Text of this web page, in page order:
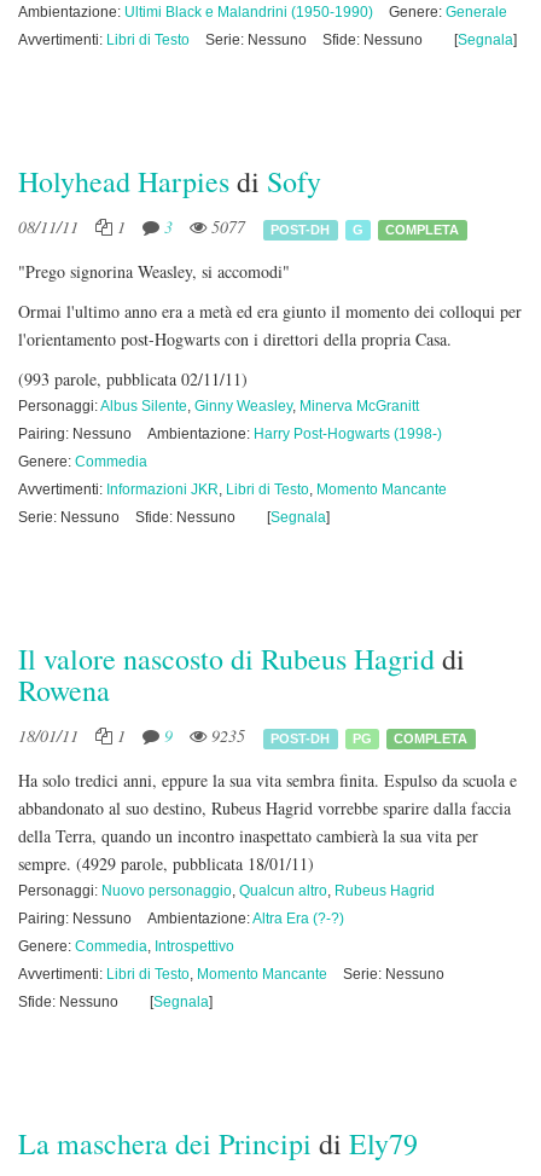
Ambientazione: Ultimi Black e Malandrini (1950-1990) Genere: Generale
Avvertimenti: Libri di Testo Serie: Nessuno Sfide: Nessuno [Segnala]
Holyhead Harpiesdi Sofy
08/11/11 1 3 5077 POST-DH G COMPLETA
"Prego signorina Weasley, si accomodi"
Ormai l'ultimo anno era a metà ed era giunto il momento dei colloqui per
l'orientamento post-Hogwarts con i direttori della propria Casa.
(993 parole, pubblicata 02/11/11)
Personaggi:Albus Silente, Ginny Weasley, Minerva McGranitt
Pairing: Nessuno
Ambientazione: Harry Post-Hogwarts (1998-)
Genere: Commedia
Avvertimenti: Informazioni JKR, Libri di Testo, Momento Mancante
Serie: Nessuno
Sfide: Nessuno [Segnala]
Il valore nascosto di Rubeus Hagriddi
Rowena
18/01/11 1 9 9235 POST-DH PG COMPLETA
Ha solo tredici anni, eppure la sua vita sembra finita. Espulso da scuola e
abbandonato al suo destino, Rubeus Hagrid vorrebbe sparire dalla faccia
della Terra, quando un incontro inaspettato cambierà la sua vita per
sempre. (4929 parole, pubblicata 18/01/11)
Personaggi: Nuovo personaggio, Qualcun altro, Rubeus Hagrid
Pairing: Nessuno
Ambientazione:Altra Era (?-?)
Genere: Commedia, Introspettivo
Avvertimenti: Libri di Testo, Momento Mancante
Serie: Nessuno
Sfide: Nessuno
[Segnala]
La maschera dei Principi di Ely79